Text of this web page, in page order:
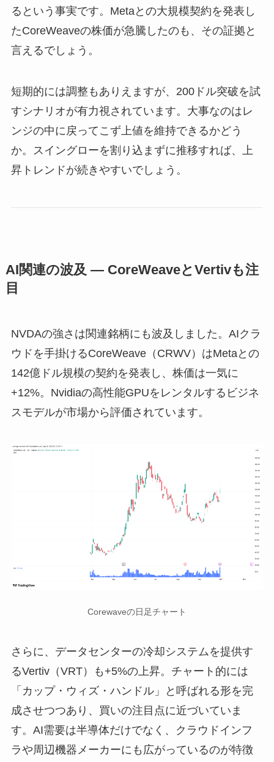
るという事実です。Metaとの大規模契約を発表し
たCoreWeaveの株価が急騰したのも、その証拠と
言えるでしょう。
短期的には調整もありえますが、200ドル突破を試
すシナリオが有力視されています。大事なのはレ
ンジの中に戻ってこず上値を維持できるかどう
か。スイングローを割り込まずに推移すれば、上
昇トレンドが続きやすいでしょう。
AI関連の波及 ― CoreWeaveとVertivも注
目
NVDAの強さは関連銘柄にも波及しました。AIクラ
ウドを手掛けるCoreWeave（CRWV）はMetaとの
142億ドル規模の契約を発表し、株価は一気に
+12%。Nvidiaの高性能GPUをレンタルするビジネ
スモデルが市場から評価されています。
Corewaveの日足チャート
さらに、データセンターの冷却システムを提供す
るVertiv（VRT）も+5%の上昇。チャート的には
「カップ・ウィズ・ハンドル」と呼ばれる形を完
成させつつあり、買いの注目点に近づいていま
す。AI需要は半導体だけでなく、クラウドインフ
ラや周辺機器メーカーにも広がっているのが特徴